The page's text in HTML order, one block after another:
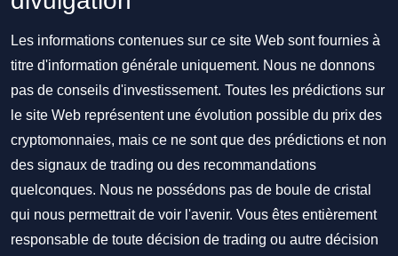
Les informations contenues sur ce site Web sont fournies à
titre d'information générale uniquement. Nous ne donnons
pas de conseils d'investissement. Toutes les prédictions sur
le site Web représentent une évolution possible du prix des
cryptomonnaies, mais ce ne sont que des prédictions et non
des signaux de trading ou des recommandations
quelconques. Nous ne possédons pas de boule de cristal
qui nous permettrait de voir l'avenir. Vous êtes entièrement
responsable de toute décision de trading ou autre décision